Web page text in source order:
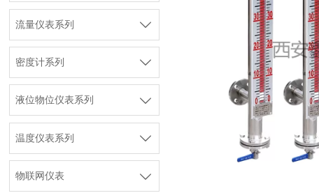
流量仪表系列 
密度计系列 
液位物位仪表系列 
温度仪表系列 
物联网仪表 